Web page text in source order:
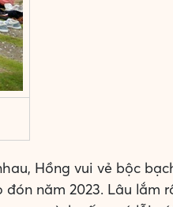
Hồng vui vẻ bộc
năm 2023. Lâu lắm